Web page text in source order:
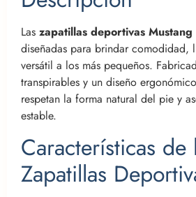
Las zapatillas deportivas
diseñadas para brindar comodidad,
versátil a los más pequeños.
transpirables y un diseño
respetan la forma natural del pie y
estable.
Características de
Zapatillas